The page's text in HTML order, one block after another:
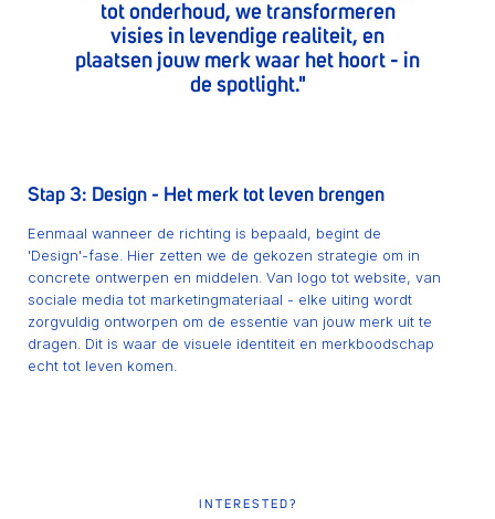
tot onderhoud, we transformeren
visies in levendige realiteit, en
plaatsen jouw merk waar het hoort - in
de spotlight."
Stap 3: Design - Het merk tot leven brengen
Eenmaal wanneer de richting is bepaald, begint de
'Design'-fase. Hier zetten we de gekozen strategie om in
concrete ontwerpen en middelen. Van logo tot website, van
sociale media tot marketingmateriaal - elke uiting wordt
zorgvuldig ontworpen om de essentie van jouw merk uit te
dragen. Dit is waar de visuele identiteit en merkboodschap
echt tot leven komen.
INTERESTED?